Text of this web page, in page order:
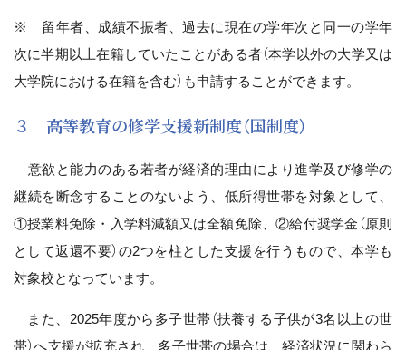
※ 留年者、成績不振者、過去に現在の学年次と同一の学年
次に半期以上在籍していたことがある者（本学以外の大学又は
大学院における在籍を含む）も申請することができます。
３ 高等教育の修学支援新制度（国制度）
意欲と能力のある若者が経済的理由により進学及び修学の
継続を断念することのないよう、低所得世帯を対象として、
①授業料免除・入学料減額又は全額免除、②給付奨学金（原則
として返還不要）の2つを柱とした支援を行うもので、本学も
対象校となっています。
また、2025年度から多子世帯（扶養する子供が3名以上の世
帯）へ支援が拡充され、多子世帯の場合は、経済状況に関わら